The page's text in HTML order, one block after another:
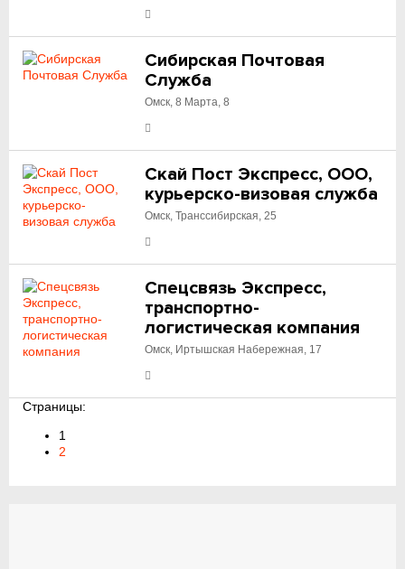
Сибирская Почтовая
Служба
Омск, 8 Марта, 8
Скай Пост Экспресс, ООО,
курьерско-визовая служба
Омск, Транссибирская, 25
Спецсвязь Экспресс,
транспортно-
логистическая компания
Омск, Иртышская Набережная, 17
Страницы:
1
2